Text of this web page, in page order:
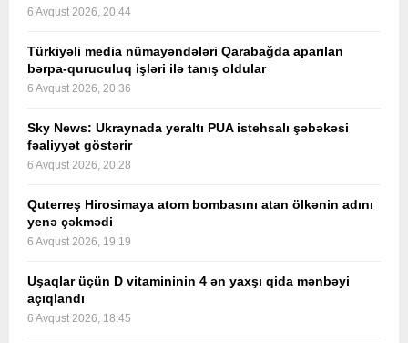
6 Avqust 2026, 20:44
Türkiyəli media nümayəndələri Qarabağda aparılan
bərpa-quruculuq işləri ilə tanış oldular
6 Avqust 2026, 20:36
Sky News: Ukraynada yeraltı PUA istehsalı şəbəkəsi
fəaliyyət göstərir
6 Avqust 2026, 20:28
Quterreş Hirosimaya atom bombasını atan ölkənin adını
yenə çəkmədi
6 Avqust 2026, 19:19
Uşaqlar üçün D vitamininin 4 ən yaxşı qida mənbəyi
açıqlandı
6 Avqust 2026, 18:45